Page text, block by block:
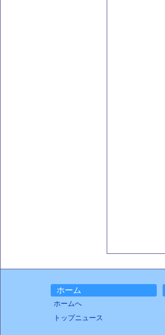
ホーム
ホームへ
トップニュース